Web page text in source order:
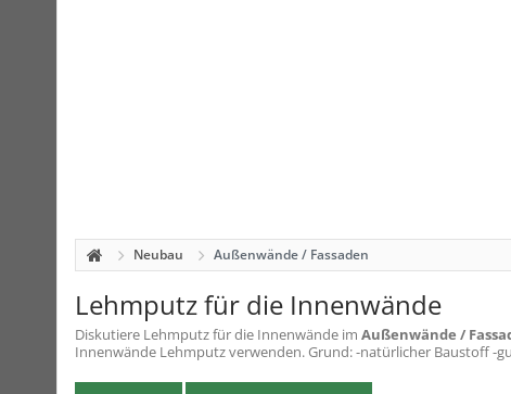
Neubau Außenwände / Fassaden
Lehmputz für die Innenwände
Diskutiere Lehmputz für die Innenwände im Außenwände /
Innenwände Lehmputz verwenden. Grund: -natürlicher Baustoff -